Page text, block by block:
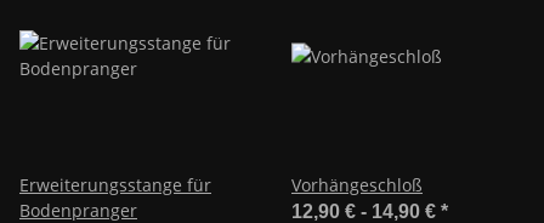
Erweiterungsstange für
Bodenpranger
Vorhängeschloß
12,90 € - 14,90 € *